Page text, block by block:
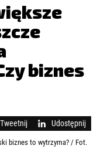
biznes
Tweetnij Udostępnij
biznes to wytrzyma? / Fot.